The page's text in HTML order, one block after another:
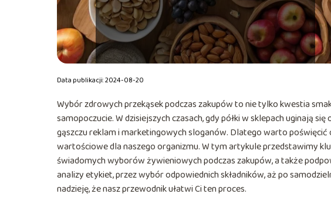
Data publikacji: 2024-08-20
Wybór zdrowych przekąsek podczas zakupów to nie tylko kwestia
samopoczucie. W dzisiejszych czasach, gdy półki w sklepach uginają
gąszczu reklam i marketingowych sloganów. Dlatego warto poświęcić
wartościowe dla naszego organizmu. W tym artykule przedstawimy
świadomych wyborów żywieniowych podczas zakupów, a także
analizy etykiet, przez wybór odpowiednich składników, aż po
nadzieję, że nasz przewodnik ułatwi Ci ten proces.